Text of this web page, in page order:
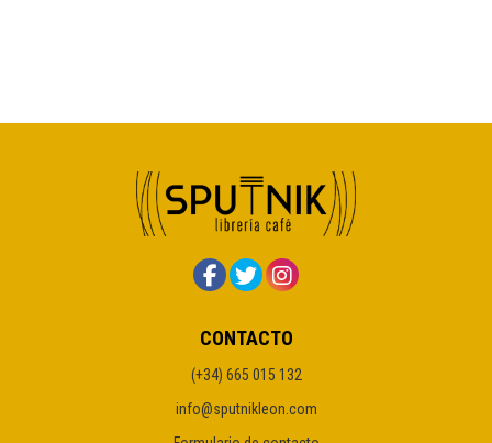
CONTACTO
(+34) 665 015 132
info@sputnikleon.com